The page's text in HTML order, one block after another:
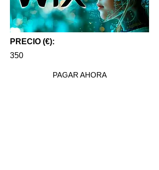
PRECIO (€):
350
PAGAR AHORA